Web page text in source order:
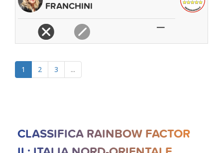
FRANCHINI
—
1 2 3 ...
CLASSIFICA RAINBOW FACTOR